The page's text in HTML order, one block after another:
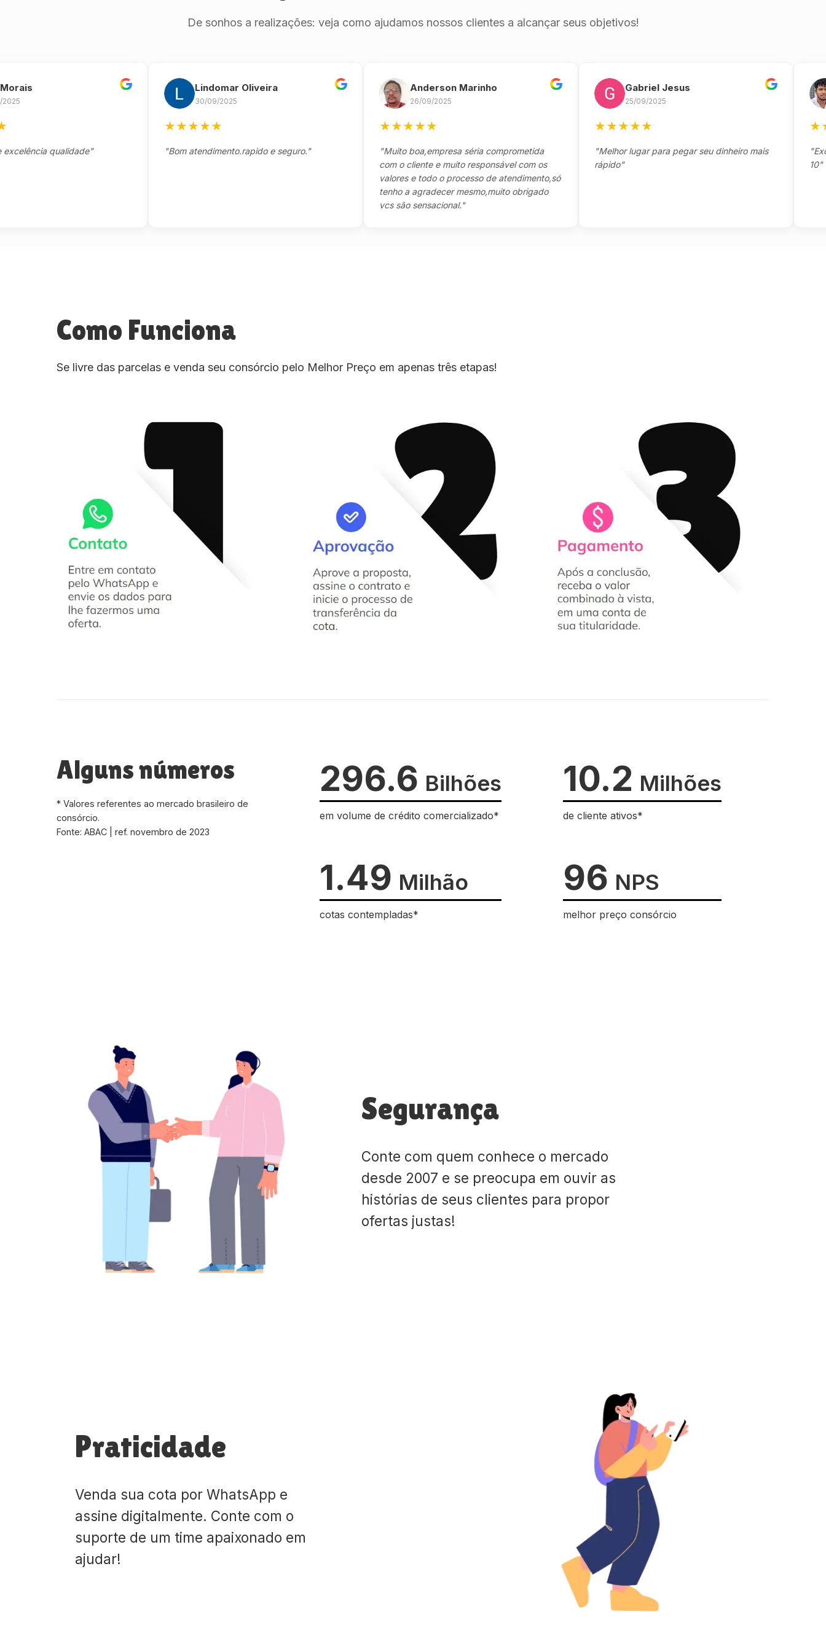
De sonhos a realizações: veja como ajudamos nossos clientes a alcançar seus objetivos!
qualidade"
Lindomar Oliveira
30/09/2025
★★★
"Bom atendimento.rapido e seguro."
Anderson Marinho
26/09/2025
★★★
"Muito boa,empresa séria comprometida
com o cliente e muito responsável com os
valores e todo o processo de atendimento,só
tenho a agradecer mesmo,muito obrigado
vcs são sensacional."
Gabriel Jesus
25/09/2025
★★★
"Melhor lugar para pegar seu dinheiro mais
rápido"
★
Como Funciona
Se livre das parcelas e venda seu consórcio pelo Melhor Preço em apenas três etapas!
Alguns números
* Valores referentes ao mercado brasileiro de
consórcio.
Fonte: ABAC | ref. novembro de 2023
296.6 Bilhões
em volume de crédito comercializado*
10.2 Milhões
de cliente ativos*
1.49 Milhão
cotas contempladas*
96 NPS
melhor preço consórcio
Segurança
Conte com quem conhece o mercado
desde 2007 e se preocupa em ouvir as
histórias de seus clientes para propor
ofertas justas!
Praticidade
Venda sua cota por WhatsApp e
assine digitalmente. Conte com o
suporte de um time apaixonado em
ajudar!